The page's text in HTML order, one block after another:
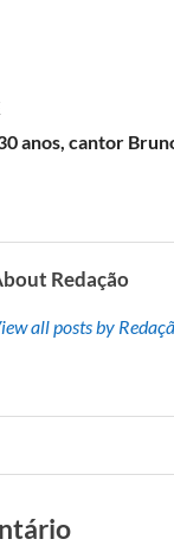
anos, cantor
Redação
all posts by